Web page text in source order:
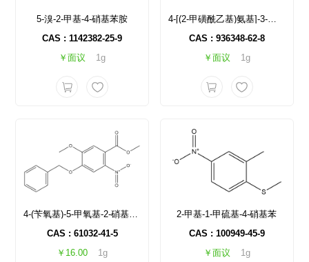
5-溴-2-甲基-4-硝基苯胺
CAS : 1142382-25-9
￥面议
1g
4-[(2-甲磺酰乙基)氨基]-3-硝基苯甲酸甲酯
CAS : 936348-62-8
￥面议
1g
4-(苄氧基)-5-甲氧基-2-硝基苯甲酸甲酯
CAS : 61032-41-5
￥16.00
1g
2-甲基-1-甲硫基-4-硝基苯
CAS : 100949-45-9
￥面议
1g